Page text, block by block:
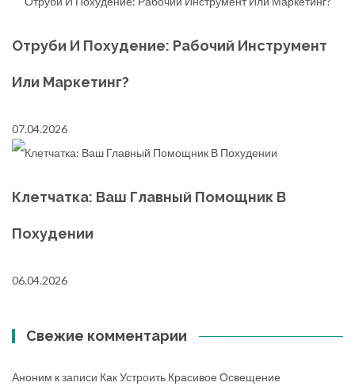
Отруби И Похудение: Рабочий Инструмент
Или Маркетинг?
07.04.2026
Клетчатка: Ваш Главный Помощник В
Похудении
06.04.2026
Свежие комментарии
Аноним к записи Как Устроить Красивое Освещение